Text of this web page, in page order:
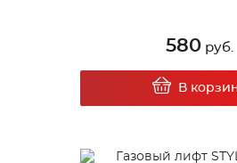
580 руб.
В